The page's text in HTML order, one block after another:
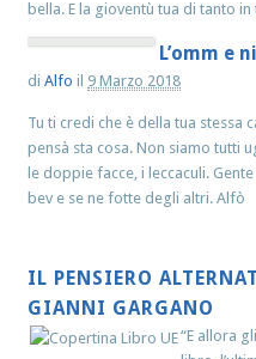
bella. E la gioventù tua di tanto
L’omm e
diAlfo il 9 Marzo 2018
Tu ti credi che è della tua stessa
pensà sta cosa. Non siamo tutti
le doppie facce, i leccaculi.
bev e se ne fotte degli altri.
IL PENSIERO
GIANNI GARGANO
“E allora